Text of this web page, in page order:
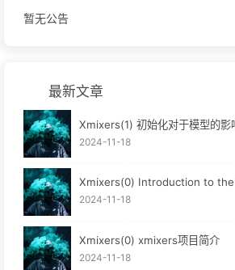
暂无公告
最新文章
Xmixers(1) 初始化对于模型的影
2024-11-18
Xmixers(0) Introduction to
2024-11-18
Xmixers(0) xmixers项目简介
2024-11-18